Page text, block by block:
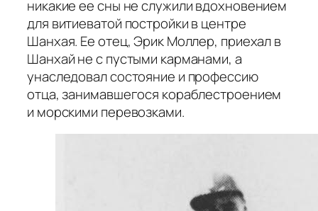
никакие ее сны не служили вдохновением
для витиеватой постройки в центре
Шанхая. Ее отец, Эрик Моллер, приехал в
Шанхай не с пустыми карманами, а
унаследовал состояние и профессию
отца, занимавшегося кораблестроением
и морскими перевозками.